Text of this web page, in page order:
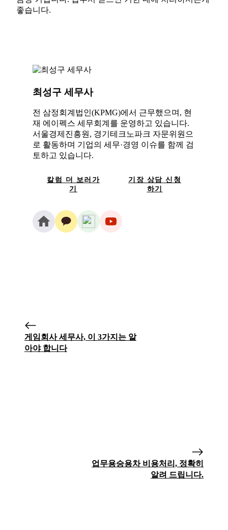
좋습니다.
최성구 세무사
전 삼정회계법인(KPMG)에서 근무했으며, 현
재 에이펙스 세무회계를 운영하고 있습니다.
서울경제진흥원, 경기테크노파크 자문위원으
로 활동하며 기업의 세무·경영 이슈를 함께 검
토하고 있습니다.
칼럼 더 보러가
기
기장 상담 신청
하기
게임회사 세무사, 이 3가지는 알
아야 합니다
업무용승용차 비용처리, 정확히
알려 드립니다.